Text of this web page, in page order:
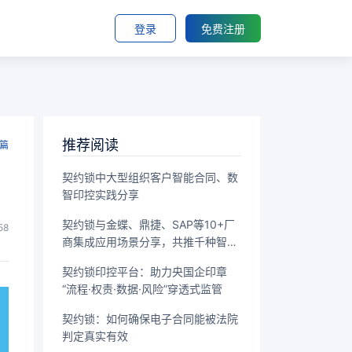
登录 免费注册
推荐阅读
契约锁中大型组织客户智能合同、数
智印控实践分享
契约锁与金蝶、鼎捷、SAP等10+厂
商集成应用场景分享，共推千种智能
契约锁印控平台：助力央国企印章
“流程·权责·数据·风险”穿透式监管
契约锁：如何确保电子合同能被法院
判定真实有效